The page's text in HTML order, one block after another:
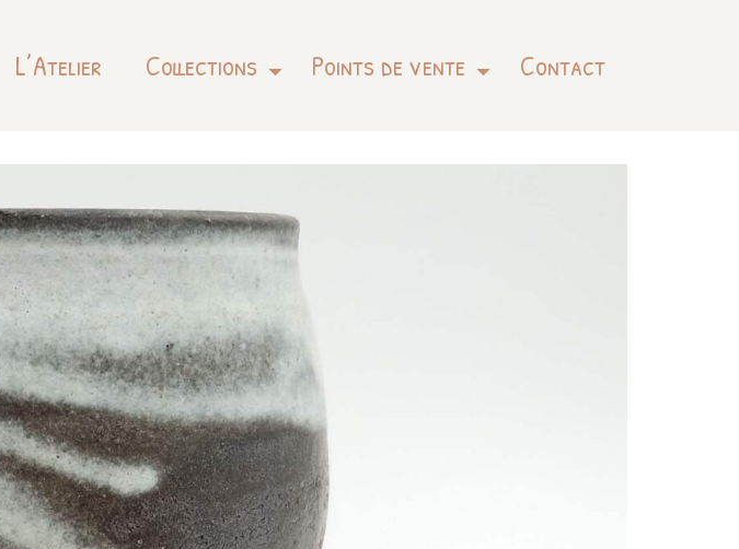
L’Atelier Collections Points de vente Contact